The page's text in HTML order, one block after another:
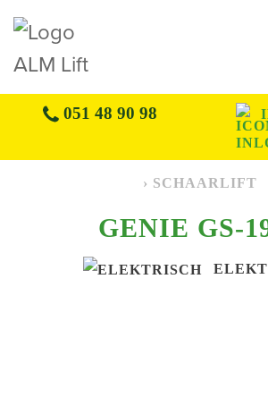
051 48 90 98
› SCHAARLIFT
GENIE GS-